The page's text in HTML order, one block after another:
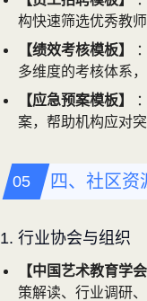
构快速筛选优秀教师
【绩效考核模板】
多维度的考核体系
【应急预案模板】
案，帮助机构应对突
四、社区资
1. 行业协会与组织
【中国艺术教育学会
策解读、行业调研